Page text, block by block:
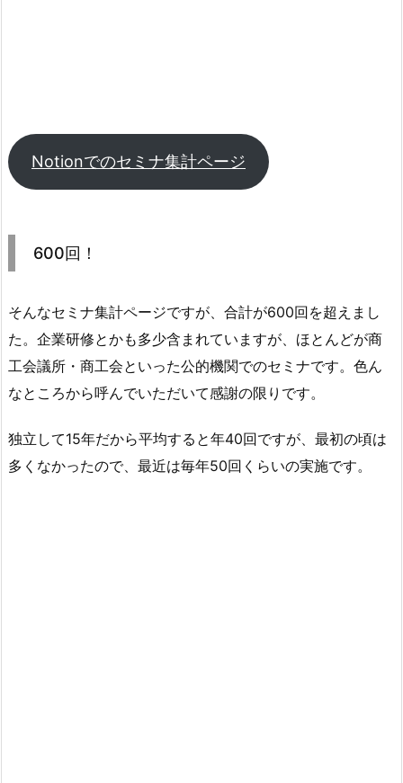
Notionでのセミナ集計ページ
600回！
そんなセミナ集計ページですが、合計が600回を超えまし
た。企業研修とかも多少含まれていますが、ほとんどが商
工会議所・商工会といった公的機関でのセミナです。色ん
なところから呼んでいただいて感謝の限りです。
独立して15年だから平均すると年40回ですが、最初の頃は
多くなかったので、最近は毎年50回くらいの実施です。